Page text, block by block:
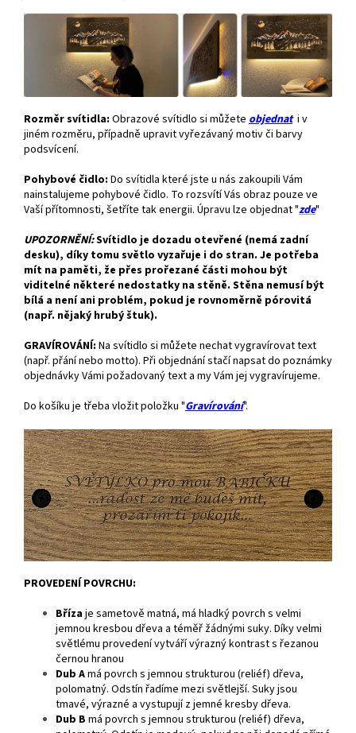
Rozměr svítidla: Obrazové svítidlo si můžete objednat i v
jiném rozměru, případně upravit vyřezávaný motiv či barvy
podsvícení.
Pohybové čidlo: Do svítidla které jste u nás zakoupili Vám
nainstalujeme pohybové čidlo. To rozsvítí Vás obraz pouze ve
Vaší přítomnosti, šetříte tak energii. Úpravu lze objednat "zde"
UPOZORNĚNÍ:Svítidlo je dozadu otevřené (nemá zadní
desku), díky tomu světlo vyzařuje i do stran. Je potřeba
mít na paměti, že přes prořezané části mohou být
viditelné některé nedostatky na stěně. Stěna nemusí být
bílá a není ani problém, pokud je rovnoměrně pórovitá
(např. nějaký hrubý štuk).
GRAVÍROVÁNÍ: Na svítidlo si můžete nechat vygravírovat text
(např. přání nebo motto). Při objednání stačí napsat do poznámky
objednávky Vámi požadovaný text a my Vám jej vygravírujeme.
Do košíku je třeba vložit položku "Gravírování".
PROVEDENÍ POVRCHU:
Břízaje sametově matná, má hladký povrch s velmi
jemnou kresbou dřeva a téměř žádnými suky. Díky velmi
světlému provedení vytváří výrazný kontrast s řezanou
černou hranou
Dub Amá povrch s jemnou strukturou (reliéf) dřeva,
polomatný. Odstín řadíme mezi světlejší. Suky jsou
tmavé, výrazné a vystupují z jemné kresby dřeva.
Dub B má povrch s jemnou strukturou (reliéf) dřeva,